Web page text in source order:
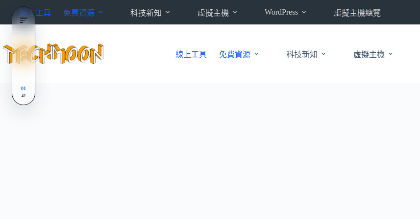
內
線上工具 免費資源 科技新知 虛擬主機 WordPress 虛擬主機總覽
線上工具 免費資源 科技新知 虛擬主機
01
42